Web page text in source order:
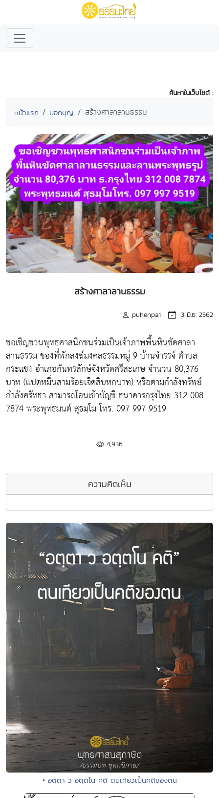
ค้นหาในเว็บไซต์ :
หน้าแรก บอกบุญ สร้างศาลาลานธรรม
สร้างศาลาลานธรรม
puhenpai 3 มิ.ย. 2562
ขอเชิญชวนพุทธศาสนิกชนร่วมเป็นเจ้าภาพพื้นหินขัดศาลา
ลานธรรม ของที่พักสงฆ์มงคลธรรมหมู่ 9 บ้านจำรรจ์ ตำบล
กระแชง อำเภอกันทรลักษ์จังหวัดศรีสะเกษ จำนวน 80,376
บาท (แปดหมื่นสามร้อยเจ็ดสิบหกบาท) หรือตามกำลังทรัพย์
กำลังศรัทธา สามารถโอนเข้าบัญชี ธนาคารกรุงไทย 312 008
7874 พระพุทธมนต์ สุธมฺโม โทร. 097 997 9519
4,936
ความคิดเห็น
• อตฺตา ว อตฺตโน คติ ตนเทียวเป็นคติของตน